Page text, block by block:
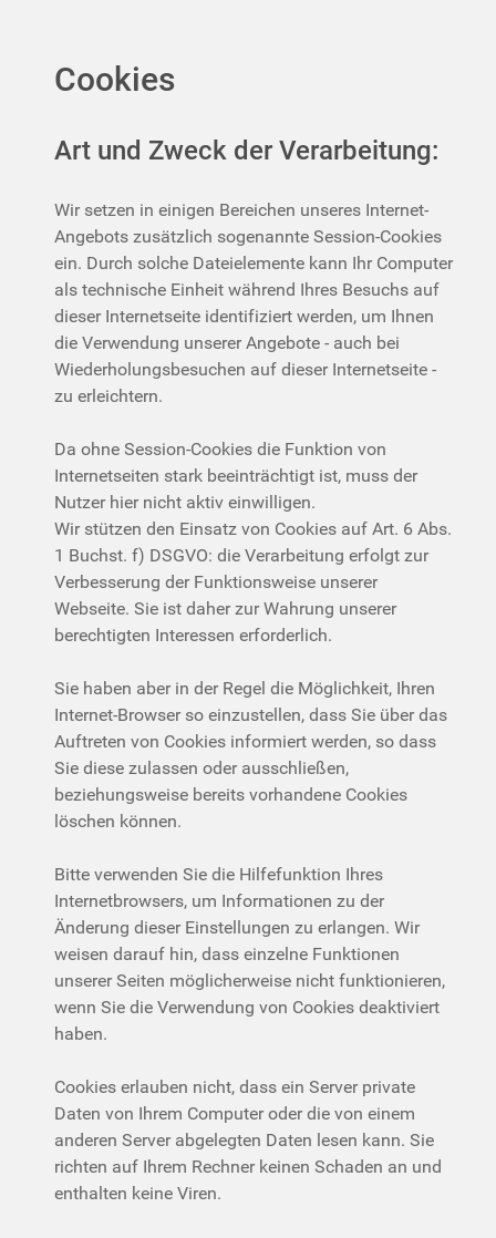
Cookies
Art und Zweck der Verarbeitung:
Wir setzen in einigen Bereichen unseres Internet-
Angebots zusätzlich sogenannte Session-Cookies
ein. Durch solche Dateielemente kann Ihr Computer
als technische Einheit während Ihres Besuchs auf
dieser Internetseite identifiziert werden, um Ihnen
die Verwendung unserer Angebote - auch bei
Wiederholungsbesuchen auf dieser Internetseite -
zu erleichtern.
Da ohne Session-Cookies die Funktion von
Internetseiten stark beeinträchtigt ist, muss der
Nutzer hier nicht aktiv einwilligen.
Wir stützen den Einsatz von Cookies auf Art. 6 Abs.
1 Buchst. f) DSGVO: die Verarbeitung erfolgt zur
Verbesserung der Funktionsweise unserer
Webseite. Sie ist daher zur Wahrung unserer
berechtigten Interessen erforderlich.
Sie haben aber in der Regel die Möglichkeit, Ihren
Internet-Browser so einzustellen, dass Sie über das
Auftreten von Cookies informiert werden, so dass
Sie diese zulassen oder ausschließen,
beziehungsweise bereits vorhandene Cookies
löschen können.
Bitte verwenden Sie die Hilfefunktion Ihres
Internetbrowsers, um Informationen zu der
Änderung dieser Einstellungen zu erlangen. Wir
weisen darauf hin, dass einzelne Funktionen
unserer Seiten möglicherweise nicht funktionieren,
wenn Sie die Verwendung von Cookies deaktiviert
haben.
Cookies erlauben nicht, dass ein Server private
Daten von Ihrem Computer oder die von einem
anderen Server abgelegten Daten lesen kann. Sie
richten auf Ihrem Rechner keinen Schaden an und
enthalten keine Viren.